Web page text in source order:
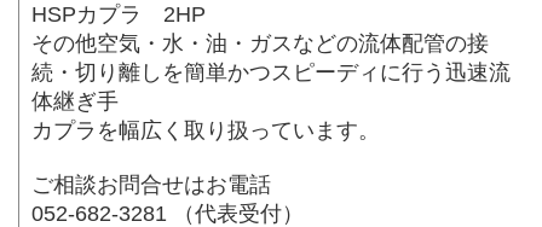
HSPカプラ 2HP
その他空気・水・油・ガスなどの流体配管の接
続・切り離しを簡単かつスピーディに行う迅速流
体継ぎ手
カプラを幅広く取り扱っています。
ご相談お問合せはお電話
052-682-3281 （代表受付）